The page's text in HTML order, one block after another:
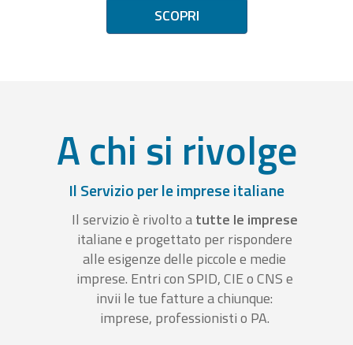
SCOPRI
A chi si rivolge
Il Servizio per le imprese italiane
Il servizio è rivolto atutte le imprese
italiane e progettato per rispondere
alle esigenze delle piccole e medie
imprese. Entri con SPID, CIE o CNS e
invii le tue fatture a chiunque:
imprese, professionisti o PA.